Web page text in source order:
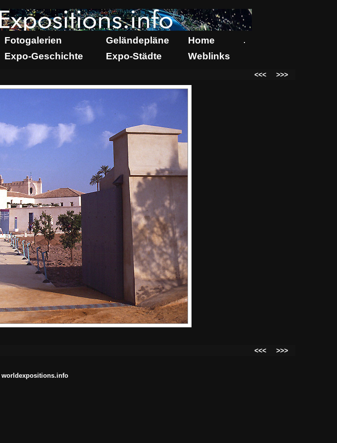
Fotogalerien Geländepläne Home .
Expo-Geschichte Expo-Städte Weblinks
<<< >>>
<<<
>>>
worldexpositions.info